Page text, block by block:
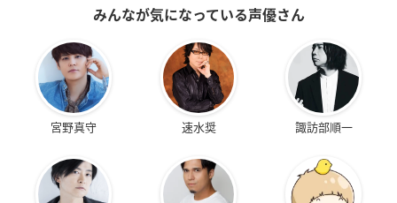
みんなが気になっている声優さん
宮野真守 速水奨 諏訪部順一